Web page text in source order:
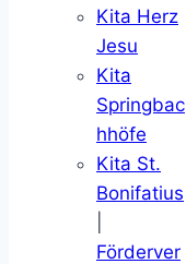
Kita Herz
Jesu
Kita
Springbac
hhöfe
Kita St.
Bonifatius
Förderver